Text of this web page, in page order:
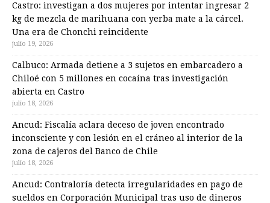
Castro: investigan a dos mujeres por intentar ingresar 2
kg de mezcla de marihuana con yerba mate a la cárcel.
Una era de Chonchi reincidente
julio 19, 2026
Calbuco: Armada detiene a 3 sujetos en embarcadero a
Chiloé con 5 millones en cocaína tras investigación
abierta en Castro
julio 18, 2026
Ancud: Fiscalía aclara deceso de joven encontrado
inconsciente y con lesión en el cráneo al interior de la
zona de cajeros del Banco de Chile
julio 18, 2026
Ancud: Contraloría detecta irregularidades en pago de
sueldos en Corporación Municipal tras uso de dineros